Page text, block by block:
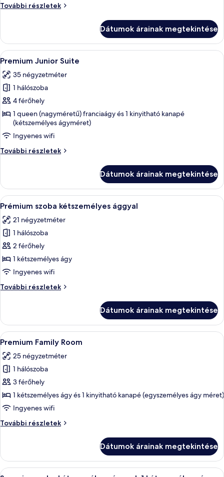
with
További részletek
Superior
View
további
részletei
Dátumok árainak megtekintése
A
következő
szoba
összes
képének
megtekintése:
Premium
Junior
Suite
Egy szállodai szoba, amelyben
10
Premium Junior Suite
35 négyzetméter
1 hálószoba
4 férőhely
1 queen (nagyméretű) franciaágy és 1 kinyitható kanapé
(kétszemélyes ágyméret)
Ingyenes wifi
További részletek
Premium
részletei
Dátumok árainak megtekintése
A
következő
szoba
összes
képének
megtekintése:
Prémium
kétszemélyes
Prémium szoba kétszemélyes
8
Prémium szoba kétszemélyes ággyal
21 négyzetméter
1 hálószoba
2 férőhely
1 kétszemélyes ágy
Ingyenes wifi
További részletek
Prémium
további
részletei
Dátumok árainak megtekintése
A
következő
szoba
összes
képének
megtekintése:
Premium
Room
Egy szállodai szoba, amelyben egy
8
Premium Family Room
25 négyzetméter
1 hálószoba
3 férőhely
1 kétszemélyes ágy és 1 kinyitható kanapé (egyszemélyes ágy méret)
Ingyenes wifi
További részletek
Premium
részletei
Dátumok árainak megtekintése
A Egy modern szállodai szoba,